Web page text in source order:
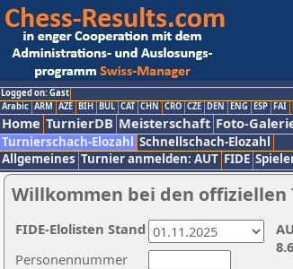
Logged on: Gast
Arabic ARM AZE BIH BUL CAT CHN CRO CZE DEN ENG ESP FAI
Home TurnierDB Meisterschaft Foto-
Turnierschach-Elozahl Schnellschach-Elozahl
Allgemeines Turnier anmelden: AUT FIDE
Willkommen bei den offiziellen
Personennummer
FIDE-Elolisten Stand